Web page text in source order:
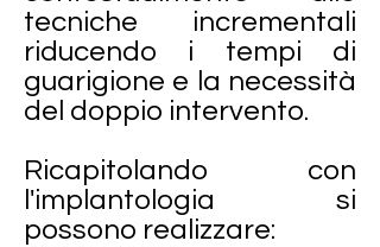
tecniche incrementali
riducendo i tempi di
guarigione e la necessità
del doppio intervento.
Ricapitolando con
l'implantologia si
possono realizzare: